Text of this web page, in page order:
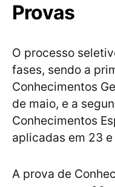
Provas
O processo
fases, sendo a
Conhecimentos
de maio, e a
Conhecimentos
aplicadas em 23
A prova de